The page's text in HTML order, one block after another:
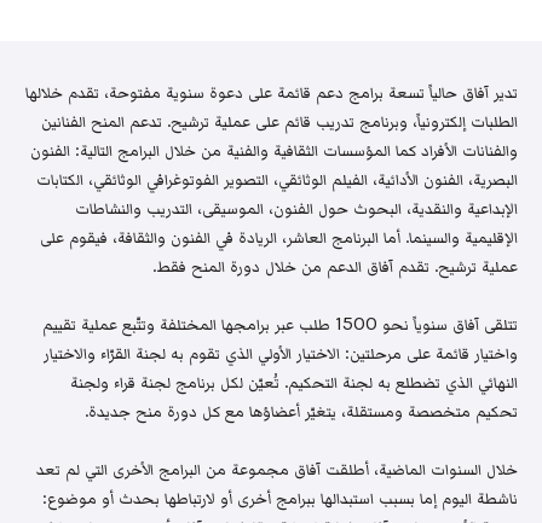
تدير آفاق حالياً تسعة برامج دعم قائمة على دعوة سنوية مفتوحة، تقدم خلالها
الطلبات إلكترونياً، وبرنامج تدريب قائم على عملية ترشيح. تدعم المنح الفنانين
والفنانات الأفراد كما المؤسسات الثقافية والفنية من خلال البرامج التالية: الفنون
البصرية، الفنون الأدائية، الفيلم الوثائقي، التصوير الفوتوغرافي الوثائقي، الكتابات
الإبداعية والنقدية، البحوث حول الفنون، الموسيقى، التدريب والنشاطات
الإقليمية والسينما. أما البرنامج العاشر، الريادة في الفنون والثقافة، فيقوم على
عملية ترشيح. تقدم آفاق الدعم من خلال دورة المنح فقط.
تتلقى آفاق سنوياً نحو 1500 طلب عبر برامجها المختلفة وتتّبع عملية تقييم
واختيار قائمة على مرحلتين: الاختيار الأولي الذي تقوم به لجنة القرّاء والاختيار
النهائي الذي تضطلع به لجنة التحكيم. تُعيّن لكل برنامج لجنة قراء ولجنة
تحكيم متخصصة ومستقلة، يتغيّر أعضاؤها مع كل دورة منح جديدة.
خلال السنوات الماضية، أطلقت آفاق مجموعة من البرامج الأخرى التي لم تعد
ناشطة اليوم إما بسبب استبدالها ببرامج أخرى أو لارتباطها بحدث أو موضوع: